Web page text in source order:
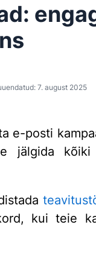
7. august 2025
e-posti
jälgida kõiki
kui teie